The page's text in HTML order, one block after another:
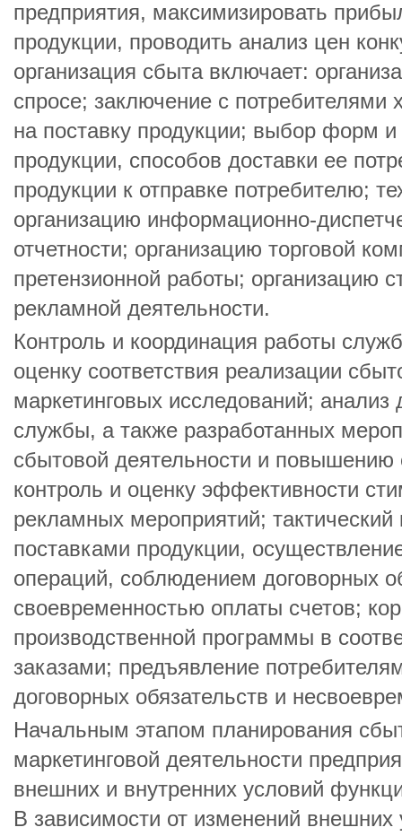
предприятия, максимизировать
продукции, проводить анализ цен
организация сбыта включает:
спросе; заключение с потребителями
на поставку продукции; выбор форм
продукции, способов доставки ее
продукции к отправке потребителю;
организацию информационно-
отчетности; организацию торговой
претензионной работы; организацию
рекламной деятельности.
Контроль и координация работы
оценку соответствия реализации
маркетинговых исследований; анализ
службы, а также разработанных
сбытовой деятельности и
контроль и оценку эффективности
рекламных мероприятий; тактический
поставками продукции,
операций, соблюдением договорных
своевременностью оплаты счетов;
производственной программы в
заказами; предъявление
договорных обязательств и
Начальным этапом планирования
маркетинговой деятельности
внешних и внутренних условий
В зависимости от изменений внешних